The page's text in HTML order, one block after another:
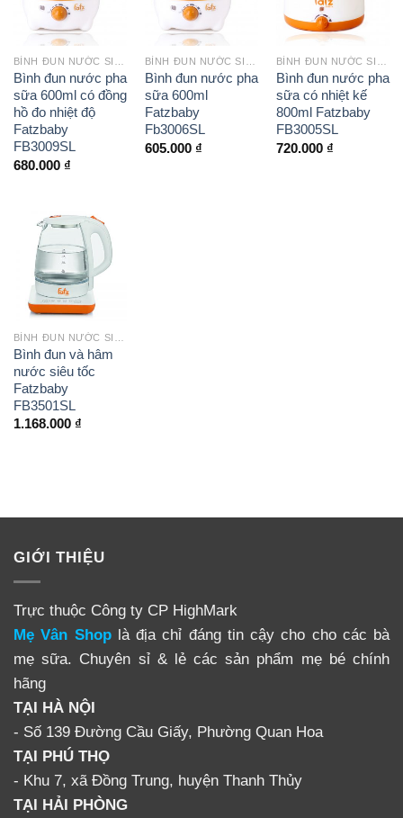
BÌNH ĐUN NƯỚC SIÊU TỐC
Bình đun nước pha
sữa 600ml có đồng
hồ đo nhiệt độ
Fatzbaby
FB3009SL
680.000 ₫
BÌNH ĐUN NƯỚC SIÊU TỐC
Bình đun nước pha
sữa 600ml
Fatzbaby
Fb3006SL
605.000 ₫
BÌNH ĐUN NƯỚC SIÊU TỐC
Bình đun nước pha
sữa có nhiệt kế
800ml Fatzbaby
FB3005SL
720.000 ₫
Bình đun và hâm
nước siêu tốc
Fatzbaby
FB3501SL
1.168.000 ₫
GIỚI THIỆU
Trực thuộc Công ty CP HighMark
Mẹ Vân Shoplà địa chỉ đáng tin cậy cho cho các bà
mẹ sữa. Chuyên sỉ & lẻ các sản phẩm mẹ bé chính
hãng
TẠI HÀ NỘI
- Số 139 Đường Cầu Giấy, Phường Quan Hoa
TẠI PHÚ THỌ
- Khu 7, xã Đồng Trung, huyện Thanh Thủy
TẠI HẢI PHÒNG